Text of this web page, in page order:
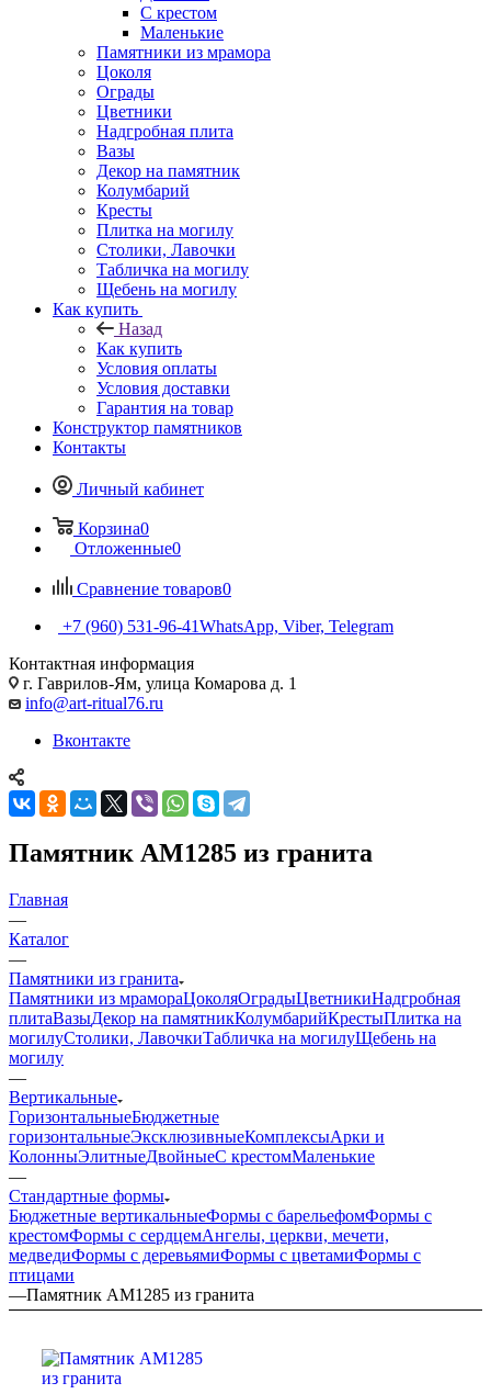
С крестом
Маленькие
Памятники из мрамора
Цоколя
Ограды
Цветники
Надгробная плита
Вазы
Декор на памятник
Колумбарий
Кресты
Плитка на могилу
Столики, Лавочки
Табличка на могилу
Щебень на могилу
Как купить
Назад
Как купить
Условия оплаты
Условия доставки
Гарантия на товар
Конструктор памятников
Контакты
Личный кабинет
Корзина0
Отложенные0
Сравнение товаров0
+7 (960) 531-96-41WhatsApp, Viber, Telegram
Контактная информация
г. Гаврилов-Ям, улица Комарова д. 1
info@art-ritual76.ru
Вконтакте
Памятник AM1285 из гранита
Главная
—
Каталог
—
Памятники из гранита
Памятники из мрамораЦоколяОградыЦветникиНадгробная
плитаВазыДекор на памятникКолумбарийКрестыПлитка на
могилуСтолики, ЛавочкиТабличка на могилуЩебень на
могилу
—
Вертикальные
ГоризонтальныеБюджетные
горизонтальныеЭксклюзивныеКомплексыАрки и
КолонныЭлитныеДвойныеС крестомМаленькие
—
Стандартные формы
Бюджетные вертикальныеФормы с барельефомФормы с
крестомФормы с сердцемАнгелы, церкви, мечети,
медведиФормы с деревьямиФормы с цветамиФормы с
птицами
—Памятник AM1285 из гранита